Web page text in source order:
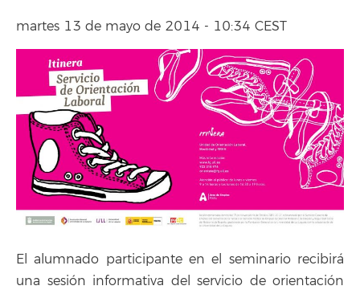
martes 13 de mayo de 2014 - 10:34 CEST
El alumnado participante en el seminario recibirá
una sesión informativa del servicio de orientación